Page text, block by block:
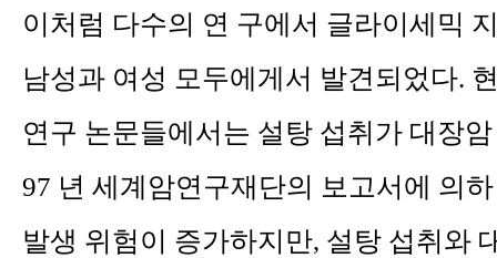
이처럼 다수의 연 구에서 글라이세믹
남성과 여성 모두에게서 발견되었다.
연구 논문들에서는 설탕 섭취가 대장
97 년 세계암연구재단의 보고서에 의
발생 위험이 증가하지만, 설탕 섭취와